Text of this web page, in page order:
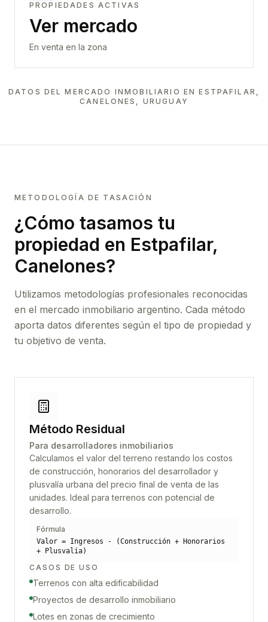
PROPIEDADES ACTIVAS
Ver mercado
En venta en la zona
DATOS DEL MERCADO INMOBILIARIO ENESTPAFILAR,
CANELONES, URUGUAY
METODOLOGÍA DE TASACIÓN
¿Cómo tasamos tu
propiedad en Estpafilar,
Canelones?
Utilizamos metodologías profesionales reconocidas
en el mercado inmobiliario argentino. Cada método
aporta datos diferentes según el tipo de propiedad y
tu objetivo de venta.
Método Residual
Para desarrolladores inmobiliarios
Calculamos el valor del terreno restando los costos
de construcción, honorarios del desarrollador y
plusvalía urbana del precio final de venta de las
unidades. Ideal para terrenos con potencial de
desarrollo.
Fórmula
Valor = Ingresos - (Construcción + Honorarios
+ Plusvalía)
CASOS DE USO
Terrenos con alta edificabilidad
Proyectos de desarrollo inmobiliario
Lotes en zonas de crecimiento